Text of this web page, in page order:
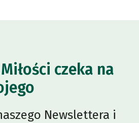
czeka na
Newslettera i